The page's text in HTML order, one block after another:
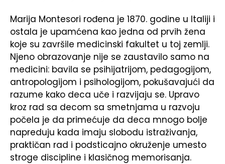
Marija Montesori rođena je 1870. godine u Italiji i
ostala je upamćena kao jedna od prvih žena
koje su završile medicinski fakultet u toj zemlji.
Njeno obrazovanje nije se zaustavilo samo na
medicini: bavila se psihijatrijom, pedagogijom,
antropologijom i psihologijom, pokušavajući da
razume kako deca uče i razvijaju se. Upravo
kroz rad sa decom sa smetnjama u razvoju
počela je da primećuje da deca mnogo bolje
napreduju kada imaju slobodu istraživanja,
praktičan rad i podsticajno okruženje umesto
stroge discipline i klasičnog memorisanja.